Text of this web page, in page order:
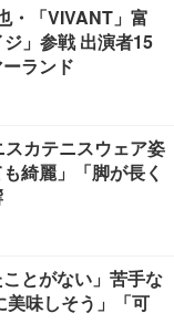
・「VIVANT」富
」参戦 出演者15
ランド
カテニスウェア姿
綺麗」「脚が長く
とがない」苦手な
美味しそう」「可